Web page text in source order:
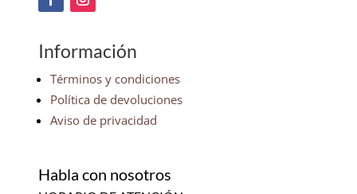
Información
Términos y condiciones
Política de devoluciones
Aviso de privacidad
Habla con nosotros